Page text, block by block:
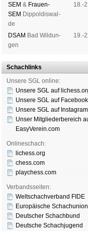
SEM & Frauen-
SEM Dip­pol­dis­wal­
de
18.-
DSAM Bad Wil­dun­
gen
19.-
Schachlinks
Unsere SGL online:
Unsere SGL auf
Unsere SGL auf Face­book
Unsere SGL auf Insta­gram
Unser Mitgliederbereich
EasyVerein.com
Onlineschach:
lichess.org
chess.com
playchess.com
Verbandsseiten:
Weltschachverband FIDE
Europäische
Deutscher Schachbund
Deutsche Schachjugend